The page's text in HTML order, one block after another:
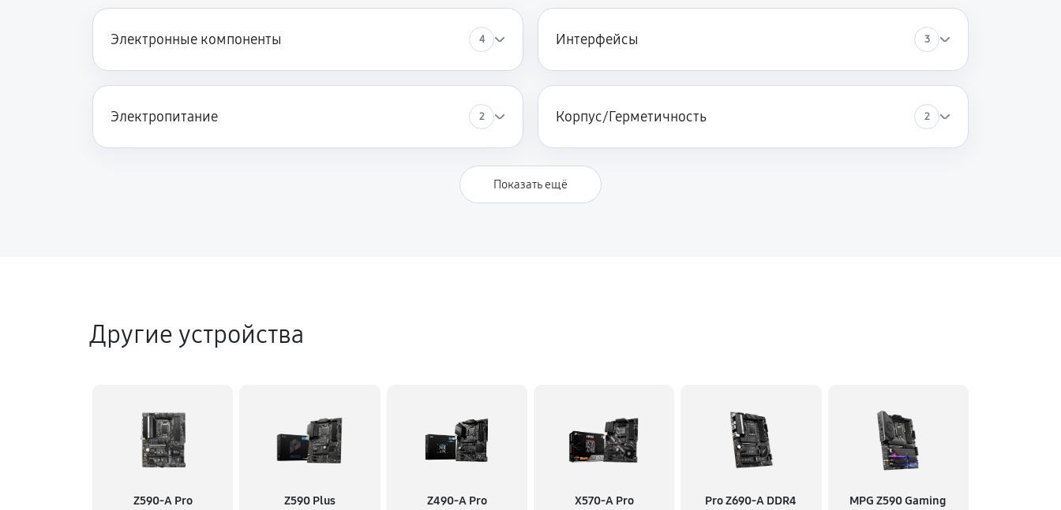
Электронные компоненты 4 Интерфейсы 3
Электропитание 2 Корпус/Герметичность 2
Показать ещё
Другие устройства
Z590-A Pro Z590 Plus Z490-A Pro X570-A Pro Pro Z690-A DDR4 MPG Z590 Gaming